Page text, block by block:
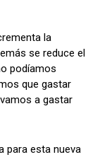
la
se reduce el
podíamos
que gastar
a gastar
para esta nueva